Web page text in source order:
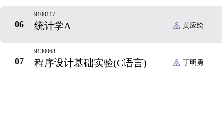
06
9100117
统计学A 黄应绘
07
9130068
程序设计基础实验(C语言) 丁明勇